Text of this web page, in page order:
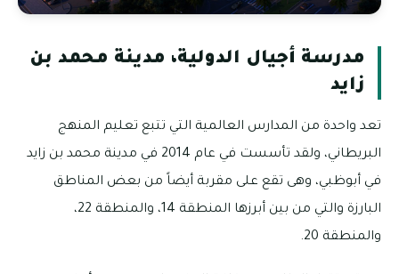
مدرسة أجيال الدولية، مدينة محمد بن
زايد
تعد واحدة من المدارس العالمية التي تتبع تعليم المنهج
البريطاني، ولقد تأسست في عام 2014 في مدينة محمد بن زايد
في أبوظبي، وهى تقع على مقربة أيضاً من بعض المناطق
البارزة والتي من بين أبرزها المنطقة 14، والمنطقة 22،
والمنطقة 20.